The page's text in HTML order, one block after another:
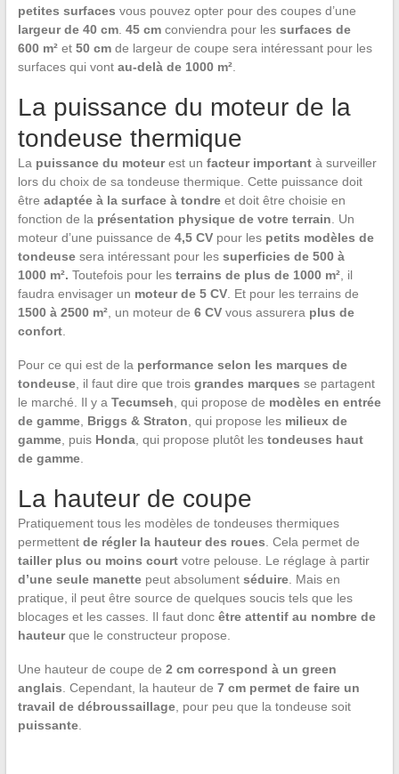
petites surfaces vous pouvez opter pour des coupes d’une
largeur de 40 cm. 45 cmconviendra pour les surfaces de
600 m²et 50 cmde largeur de coupe sera intéressant pour les
surfaces qui vont au-delà de 1000 m².
La puissance du moteur de la
tondeuse thermique
La puissance du moteurest un facteur importantà surveiller
lors du choix de sa tondeuse thermique. Cette puissance doit
être adaptée à la surface à tondreet doit être choisie en
fonction de la présentation physique de votre terrain . Un
moteur d’une puissance de 4,5 CVpour les petits modèles de
tondeusesera intéressant pour les superficies de 500 à
1000 m². Toutefois pour les terrains de plus de 1000 m², il
faudra envisager un moteur de 5 CV. Et pour les terrains de
1500 à 2500 m², un moteur de 6 CVvous assurera plus de
confort.
Pour ce qui est de la performance selon les marques de
tondeuse, il faut dire que trois grandes marques se partagent
le marché. Il y a Tecumseh , qui propose de modèles en entrée
de gamme, Briggs & Straton , qui propose les milieux de
gamme, puis Honda, qui propose plutôt les tondeuses haut
de gamme.
La hauteur de coupe
Pratiquement tous les modèles de tondeuses thermiques
permettent de régler la hauteur des roues . Cela permet de
tailler plus ou moins courtvotre pelouse. Le réglage à partir
d’une seule manettepeut absolument séduire. Mais en
pratique, il peut être source de quelques soucis tels que les
blocages et les casses. Il faut donc être attentif au nombre de
hauteurque le constructeur propose.
Une hauteur de coupe de 2 cm correspond à un green
anglais . Cependant, la hauteur de 7 cm permet de faire un
travail de débroussaillage, pour peu que la tondeuse soit
puissante.